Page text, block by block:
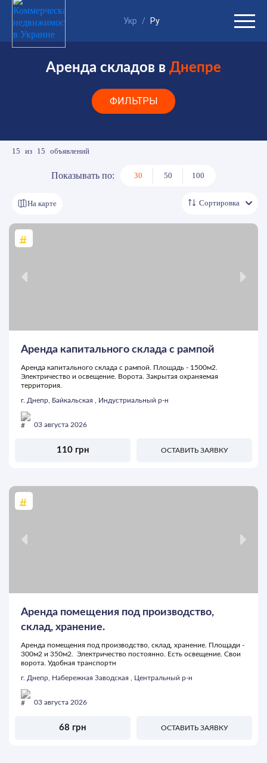
Укр / Ру
Аренда складов в Днепре
ФИЛЬТРЫ
15 из 15 объявлений
Показывать по: 30 50 100
На карте Сортировка
Аренда капитального склада с рампой
Аренда капитального склада с рампой. Площадь - 1500м2.
Электричество и освещение. Ворота. Закрытая охраняемая
территория.
г. Днепр, Байкальская , Индустриальный р-н
03 августа 2026
110 грн ОСТАВИТЬ ЗАЯВКУ
Аренда помещения под производство,
склад, хранение.
Аренда помещения под производство, склад, хранение. Площади -
300м2 и 350м2. Электричество постоянно. Есть освещение. Свои
ворота. Удобная транспортн
г. Днепр, Набережная Заводская , Центральный р-н
03 августа 2026
68 грн ОСТАВИТЬ ЗАЯВКУ